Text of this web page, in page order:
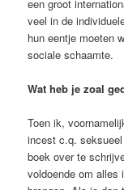
een groot
veel in de
hun eentje moeten
sociale schaamte.
Wat heb je zoal
Toen ik,
incest c.q.
boek over te
voldoende om alles